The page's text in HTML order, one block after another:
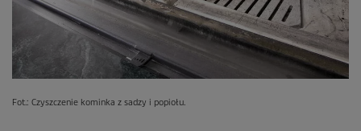
Fot.: Czyszczenie kominka z sadzy i popiołu.